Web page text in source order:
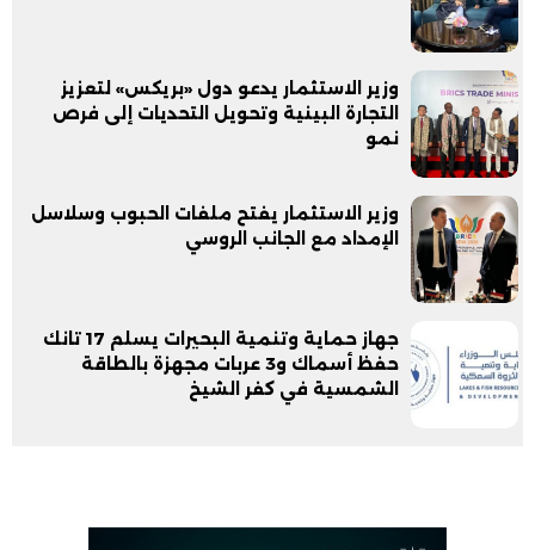
وزير الاستثمار يدعو دول «بريكس» لتعزيز
التجارة البينية وتحويل التحديات إلى فرص
نمو
وزير الاستثمار يفتح ملفات الحبوب وسلاسل
الإمداد مع الجانب الروسي
جهاز حماية وتنمية البحيرات يسلم 17 تانك
حفظ أسماك و3 عربات مجهزة بالطاقة
الشمسية في كفر الشيخ